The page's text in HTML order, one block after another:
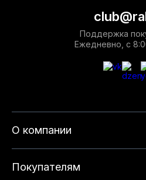
О компании
Покупателям
Поддержка
Ежедневно, с